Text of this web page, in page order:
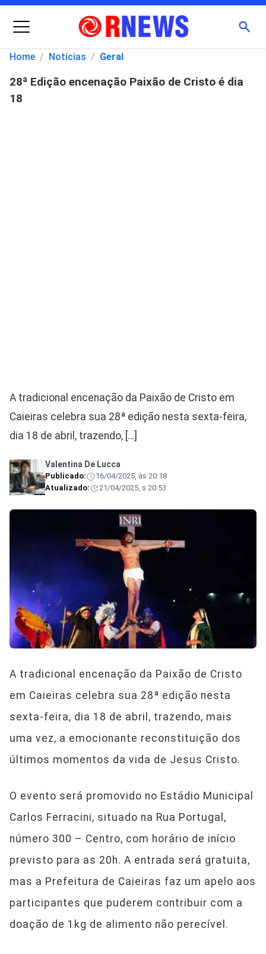
Menu
Pesquisar
Home / Notícias / Geral
28ª Edição encenação Paixão de Cristo é dia
18
A tradicional encenação da Paixão de Cristo em
Caieiras celebra sua 28ª edição nesta sexta-feira,
dia 18 de abril, trazendo, […]
Valentina De Lucca
Publicado:
16/04/2025, às 20:18
Atualizado:
21/04/2025, s 20:53
A tradicional encenação da Paixão de Cristo
em Caieiras celebra sua 28ª edição nesta
sexta-feira, dia 18 de abril, trazendo, mais
uma vez, a emocionante reconstituição dos
últimos momentos da vida de Jesus Cristo.
O evento será promovido no Estádio Municipal
Carlos Ferracini, situado na Rua Portugal,
número 300 – Centro, com horário de início
previsto para as 20h. A entrada será gratuita,
mas a Prefeitura de Caieiras faz um apelo aos
participantes que puderem contribuir com a
doação de 1kg de alimento não perecível.